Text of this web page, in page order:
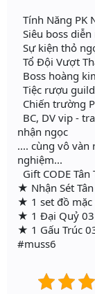
Tính Năng PK
Siêu boss
Sự kiện thỏ
Tổ Đội Vượt
Boss hoàng
Tiệc rượu
Chiến trường
BC, DV vip -
nhận ngọc
.... cùng vô vàn
nghiệm...
Gift CODE
★ Nhận Sét
★ 1 set đồ mặc
★ 1 Đại Quỷ
★ 1 Gấu Trúc
#muss6